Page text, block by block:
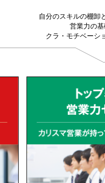
自分のスキルの棚卸
営業力の
クラ・モチベーシ